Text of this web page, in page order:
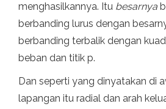
menghasilkannya. Itu besarnya
berbanding lurus dengan
berbanding terbalik dengan
beban dan titik p.
Dan seperti yang dinyatakan di
lapangan itu radial dan arah